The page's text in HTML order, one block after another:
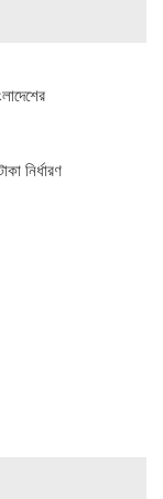
নির্ধারণ